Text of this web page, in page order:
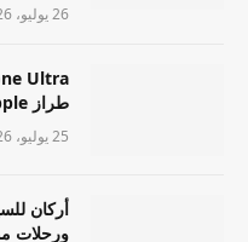
26 يوليو، 2026
طراز Apple عالي المستوى
25 يوليو، 2026
أركان
ورحلات